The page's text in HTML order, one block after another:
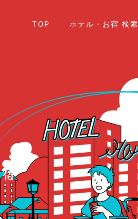
TOP ホテル・お宿 検索